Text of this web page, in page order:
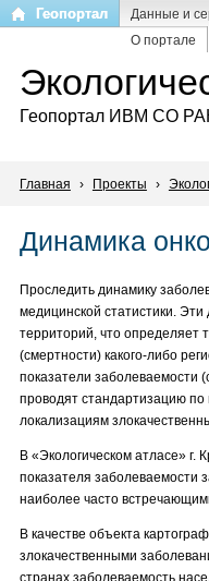
Перейти
содержанию
Геопортал Данные и
О портале
Геопортал ИВМ СО
Главная › Проекты ›
Динамика
Проследить динамику
медицинской статистики.
территорий, что определяет
(смертности) какого-либо
показатели заболеваемости
проводят стандартизацию
локализациям
В «Экологическом атласе»
показателя заболеваемости
наиболее часто
В качестве объекта
злокачественными
странах заболеваемость